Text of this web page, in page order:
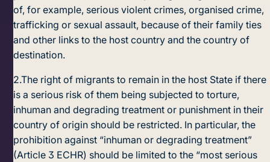
of, for example, serious violent crimes, organised crime,
trafficking or sexual assault, because of their family ties
and other links to the host country and the country of
destination.
2.The right of migrants to remain in the host State if there
is a serious risk of them being subjected to torture,
inhuman and degrading treatment or punishment in their
country of origin should be restricted. In particular, the
prohibition against “inhuman or degrading treatment”
(Article 3 ECHR) should be limited to the “most serious